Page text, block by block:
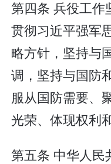
第四条 兵役工作
贯彻习近平强军
略方针，坚持与
调，坚持与国防
服从国防需要、
光荣、体现权利
第五条 中华人民